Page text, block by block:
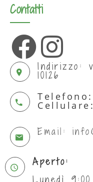
Contatti
Indirizzo:
10126
Telefono:
Email:
Aperto:
Lunedì